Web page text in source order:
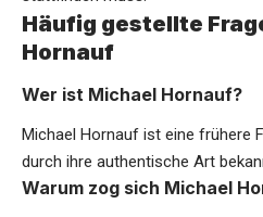
Häufig gestellte
Hornauf
Wer ist Michael Hornauf?
Michael Hornauf ist eine frühere
durch ihre authentische Art
Warum zog sich Michael